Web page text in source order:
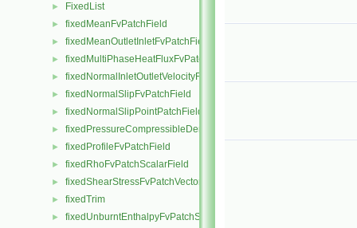
► FixedList
► fixedMeanFvPatchField
► fixedMeanOutletInletFvPatchField
► fixedMultiPhaseHeatFluxFvPatchScalarField
► fixedNormalInletOutletVelocityFvPatchVectorField
► fixedNormalSlipFvPatchField
► fixedNormalSlipPointPatchField
► fixedPressureCompressibleDensityFvPatchScalarField
► fixedProfileFvPatchField
► fixedRhoFvPatchScalarField
► fixedShearStressFvPatchVectorField
► fixedTrim
► fixedUnburntEnthalpyFvPatchScalarField